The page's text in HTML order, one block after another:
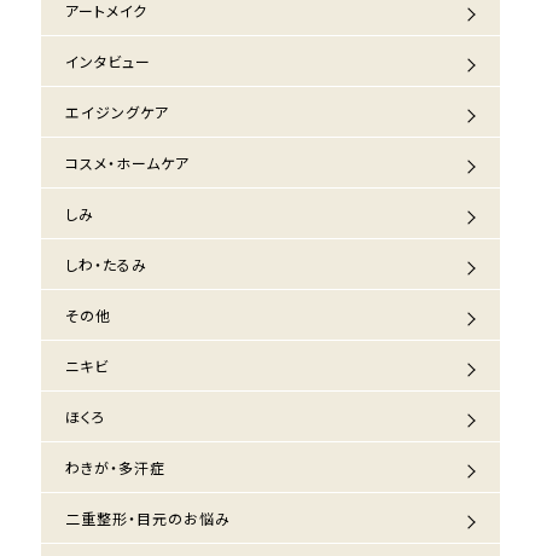
アートメイク
インタビュー
エイジングケア
コスメ・ホームケア
しみ
しわ・たるみ
その他
ニキビ
ほくろ
わきが・多汗症
二重整形・目元のお悩み